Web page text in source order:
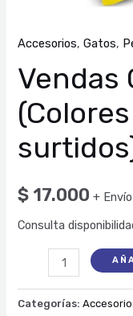
Accesorios,Gatos,
Vendas
$ 17.000 + Envío
Consulta
Categorías: